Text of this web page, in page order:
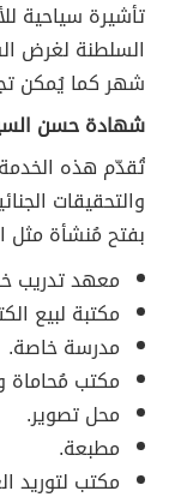
تأشيرة سياحية
السلطنة لغرض
شهر كما يُمكن
شهادة حسن
تُقدّم هذه الخدمة
والتحقيقات
بفتح مُنشأة مثل
معهد تدريب
مكتبة لبيع
مدرسة خاصة.
مكتب مُحاماة
محل تصوير.
مطبعة.
مكتب لتوريد